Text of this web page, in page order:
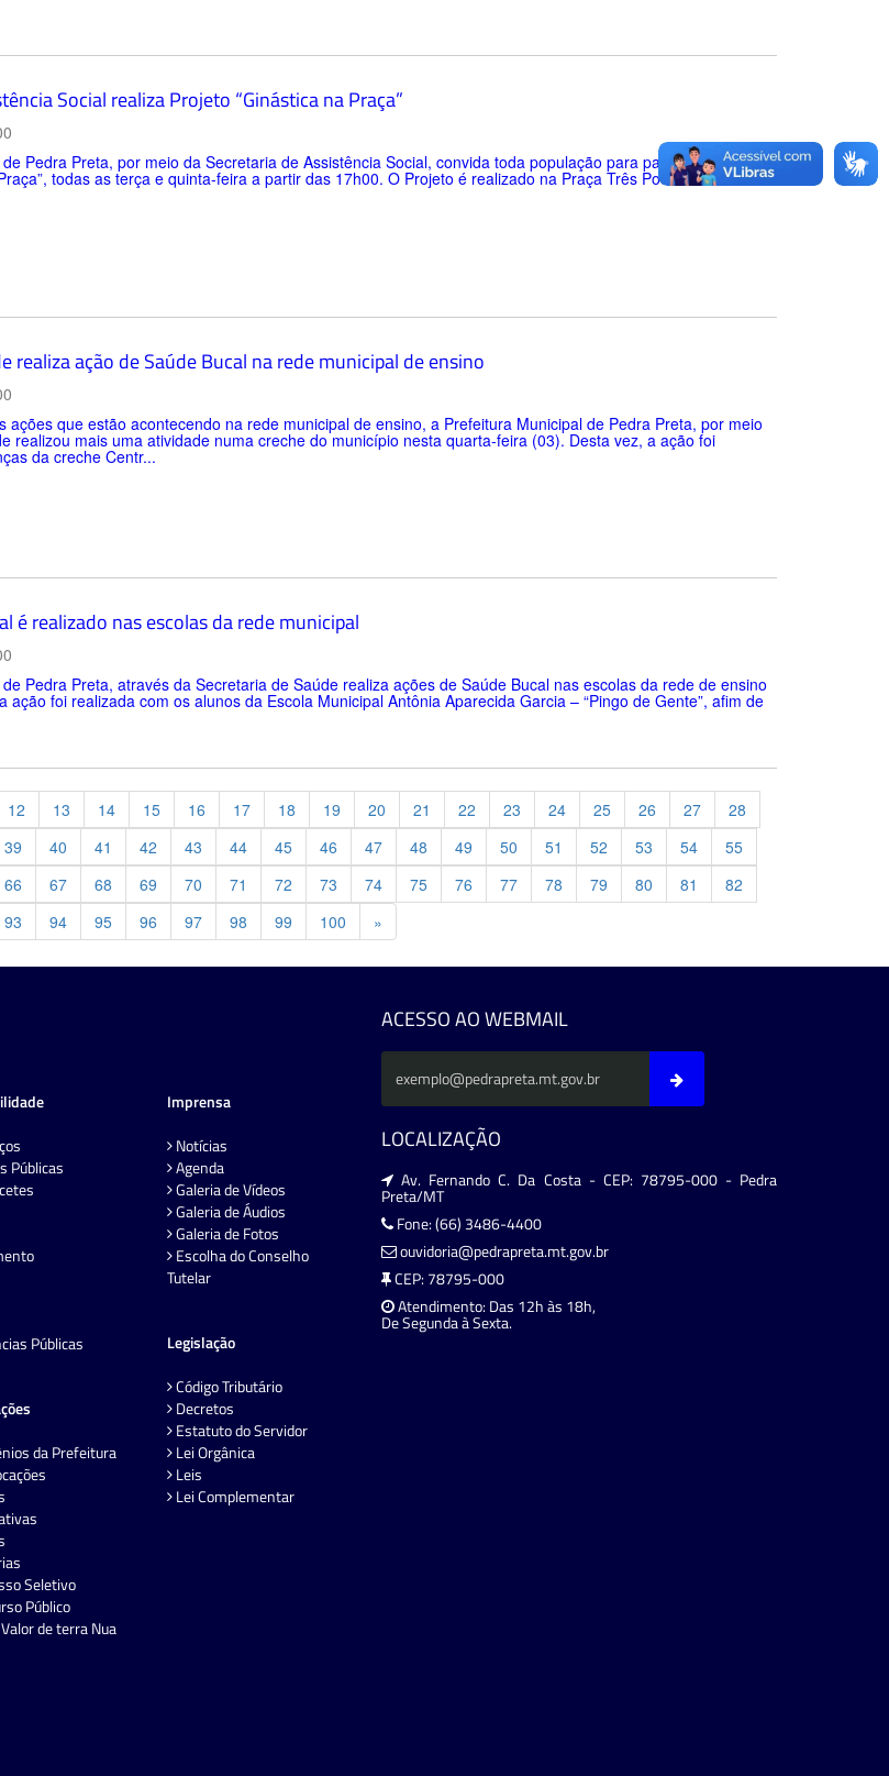
Social realiza Projeto “Ginástica na Praça”
Pedra Preta, por meio da Secretaria de Assistência Social, convida toda população para participarem do
todas as terça e quinta-feira a partir das 17h00. O Projeto é realizado na Praça Três Poderes em frente
realiza ação de Saúde Bucal na rede municipal de ensino
ações que estão acontecendo na rede municipal de ensino, a Prefeitura Municipal de Pedra Preta, por meio
realizou mais uma atividade numa creche do município nesta quarta-feira (03). Desta vez, a ação foi
da creche Centr...
é realizado nas escolas da rede municipal
Pedra Preta, através da Secretaria de Saúde realiza ações de Saúde Bucal nas escolas da rede de ensino
ação foi realizada com os alunos da Escola Municipal Antônia Aparecida Garcia – “Pingo de Gente”, afim de
12 13 14 15 16 17 18 19 20 21 22 23 24 25 26 27
28
39 40 41 42 43 44 45 46 47 48 49 50 51 52 53 54
55
66 67 68 69 70 71 72 73 74 75 76 77 78 79 80 81
82
93 94 95 96 97 98 99 100 »
Públicas
Públicas
da Prefeitura
Seletivo
Público
de terra Nua
Imprensa
Notícias
Agenda
Galeria de Vídeos
Galeria de Áudios
Galeria de Fotos
Escolha do Conselho
Tutelar
Legislação
Código Tributário
Decretos
Estatuto do Servidor
Lei Orgânica
Leis
Lei Complementar
ACESSO AO WEBMAIL
LOCALIZAÇÃO
Av. Fernando C. Da Costa - CEP: 78795-000 - Pedra
Preta/MT
Fone: (66) 3486-4400
ouvidoria@pedrapreta.mt.gov.br
CEP: 78795-000
Atendimento: Das 12h às 18h,
De Segunda à Sexta.